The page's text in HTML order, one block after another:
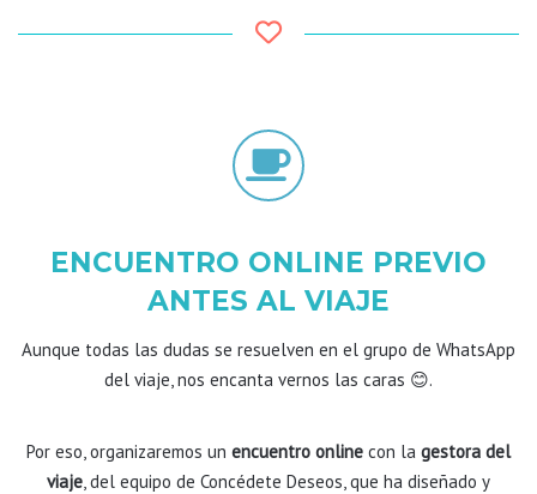
ENCUENTRO ONLINE PREVIO
ANTES AL VIAJE
Aunque todas las dudas se resuelven en el grupo de WhatsApp
del viaje, nos encanta vernos las caras 😊.
Por eso, organizaremos un encuentro online con la gestora del
viaje , del equipo de Concédete Deseos, que ha diseñado y